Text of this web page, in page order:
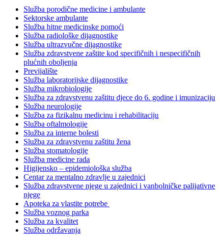
Služba porodične medicine i ambulante
Sektorske ambulante
Služba hitne medicinske pomoći
Služba radiološke dijagnostike
Služba ultrazvučne dijagnostike
Služba zdravstvene zaštite kod specifičnih i nespecifičnih
plućnih oboljenja
Previjalište
Služba laboratorijske dijagnostike
Služba mikrobiologije
Služba za zdravstvenu zaštitu djece do 6. godine i imunizaciju
Služba neurologije
Služba za fizikalnu medicinu i rehabilitaciju
Služba oftalmologije
Služba za interne bolesti
Služba za zdravstvenu zaštitu žena
Služba stomatologije
Služba medicine rada
Higijensko – epidemiološka služba
Centar za mentalno zdravlje u zajednici
Služba zdravstvene njege u zajednici i vanbolničke palijativne
njege
Apoteka za vlastite potrebe
Služba voznog parka
Služba za kvalitet
Služba održavanja